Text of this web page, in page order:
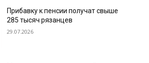
Прибавку к пенсии получат свыше
285 тысяч рязанцев
29.07.2026